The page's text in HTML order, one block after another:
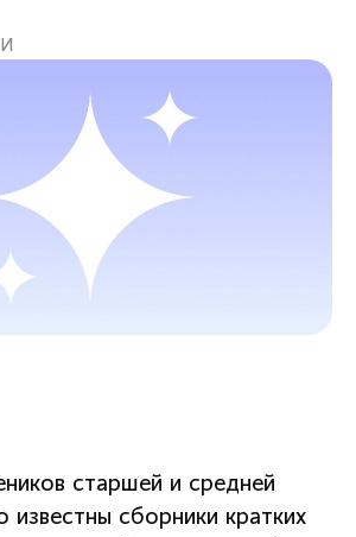
старшей и средней
сборники кратких